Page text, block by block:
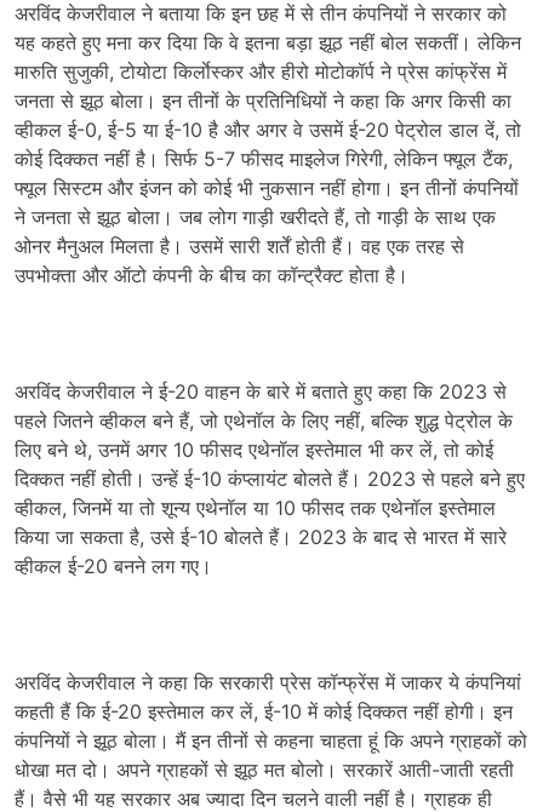
अरविंद केजरीवाल ने बताया कि इन छह में से तीन कंपनियों ने सरकार को
यह कहते हुए मना कर दिया कि वे इतना बड़ा झूठ नहीं बोल सकतीं। लेकिन
मारुति सुजुकी, टोयोटा किर्लाेस्कर और हीरो मोटोकॉर्प ने प्रेस कांफ्रेंस में
जनता से झूठ बोला। इन तीनों के प्रतिनिधियों ने कहा कि अगर किसी का
व्हीकल ई-0, ई-5 या ई-10 है और अगर वे उसमें ई-20 पेट्रोल डाल दें, तो
कोई दिक्कत नहीं है। सिर्फ 5-7 फीसद माइलेज गिरेगी, लेकिन फ्यूल टैंक,
फ्यूल सिस्टम और इंजन को कोई भी नुकसान नहीं होगा। इन तीनों कंपनियों
ने जनता से झूठ बोला। जब लोग गाड़ी खरीदते हैं, तो गाड़ी के साथ एक
ओनर मैनुअल मिलता है। उसमें सारी शर्तें होती हैं। वह एक तरह से
उपभोक्ता और ऑटो कंपनी के बीच का कॉन्ट्रैक्ट होता है।
अरविंद केजरीवाल ने ई-20 वाहन के बारे में बताते हुए कहा कि 2023 से
पहले जितने व्हीकल बने हैं, जो एथेनॉल के लिए नहीं, बल्कि शुद्ध पेट्रोल के
लिए बने थे, उनमें अगर 10 फीसद एथेनॉल इस्तेमाल भी कर लें, तो कोई
दिक्कत नहीं होती। उन्हें ई-10 कंप्लायंट बोलते हैं। 2023 से पहले बने हुए
व्हीकल, जिनमें या तो शून्य एथेनॉल या 10 फीसद तक एथेनॉल इस्तेमाल
किया जा सकता है, उसे ई-10 बोलते हैं। 2023 के बाद से भारत में सारे
व्हीकल ई-20 बनने लग गए।
अरविंद केजरीवाल ने कहा कि सरकारी प्रेस कॉन्फ्रेंस में जाकर ये कंपनियां
कहती हैं कि ई-20 इस्तेमाल कर लें, ई-10 में कोई दिक्कत नहीं होगी। इन
कंपनियों ने झूठ बोला। मैं इन तीनों से कहना चाहता हूं कि अपने ग्राहकों को
धोखा मत दो। अपने ग्राहकों से झूठ मत बोलो। सरकारें आती-जाती रहती
हैं। वैसे भी यह सरकार अब ज्यादा दिन चलने वाली नहीं है। ग्राहक ही